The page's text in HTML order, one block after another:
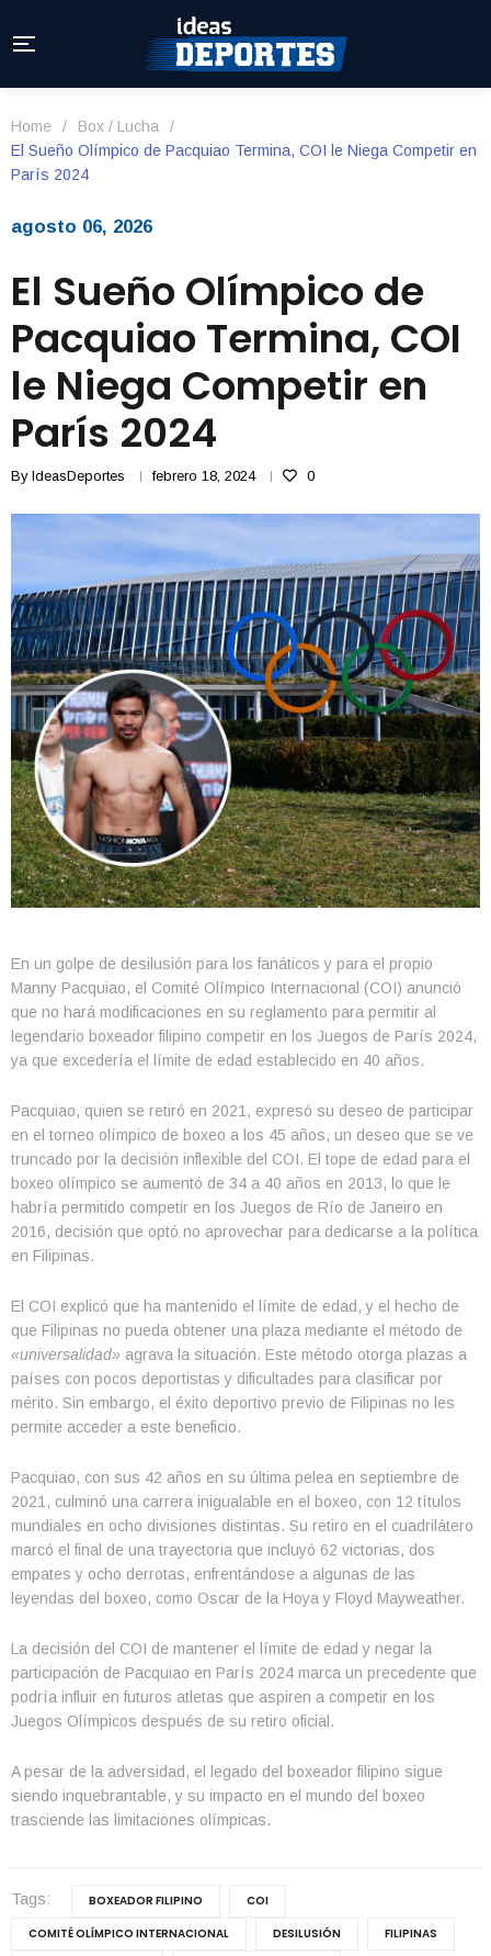
Home / Box / Lucha
/
El Sueño Olímpico de Pacquiao Termina, COI le Niega Competir en
París 2024
agosto 06, 2026
El Sueño Olímpico de
Pacquiao Termina, COI
le Niega Competir en
París 2024
By IdeasDeportes febrero 18, 2024 0
En un golpe de desilusión para los fanáticos y para el propio
Manny Pacquiao, el Comité Olímpico Internacional (COI) anunció
que no hará modificaciones en su reglamento para permitir al
legendario boxeador filipino competir en los Juegos de París 2024,
ya que excedería el límite de edad establecido en 40 años.
Pacquiao, quien se retiró en 2021, expresó su deseo de participar
en el torneo olímpico de boxeo a los 45 años, un deseo que se ve
truncado por la decisión inflexible del COI. El tope de edad para el
boxeo olímpico se aumentó de 34 a 40 años en 2013, lo que le
habría permitido competir en los Juegos de Río de Janeiro en
2016, decisión que optó no aprovechar para dedicarse a la política
en Filipinas.
El COI explicó que ha mantenido el límite de edad, y el hecho de
que Filipinas no pueda obtener una plaza mediante el método de
«universalidad» agrava la situación. Este método otorga plazas a
países con pocos deportistas y dificultades para clasificar por
mérito. Sin embargo, el éxito deportivo previo de Filipinas no les
permite acceder a este beneficio.
Pacquiao, con sus 42 años en su última pelea en septiembre de
2021, culminó una carrera inigualable en el boxeo, con 12 títulos
mundiales en ocho divisiones distintas. Su retiro en el cuadrilátero
marcó el final de una trayectoria que incluyó 62 victorias, dos
empates y ocho derrotas, enfrentándose a algunas de las
leyendas del boxeo, como Oscar de la Hoya y Floyd Mayweather.
La decisión del COI de mantener el límite de edad y negar la
participación de Pacquiao en París 2024 marca un precedente que
podría influir en futuros atletas que aspiren a competir en los
Juegos Olímpicos después de su retiro oficial.
A pesar de la adversidad, el legado del boxeador filipino sigue
siendo inquebrantable, y su impacto en el mundo del boxeo
trasciende las limitaciones olímpicas.
Tags: BOXEADOR FILIPINO
COI
COMITÉ OLÍMPICO INTERNACIONAL
DESILUSIÓN
FILIPINAS